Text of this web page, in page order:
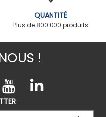
QUANTITÉ
Plus de 800.000 produits
!